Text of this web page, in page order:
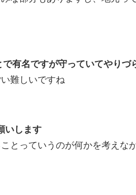
有名ですが守っていてやりづ
難しいですね
いします
とっていうのが何かを考えな